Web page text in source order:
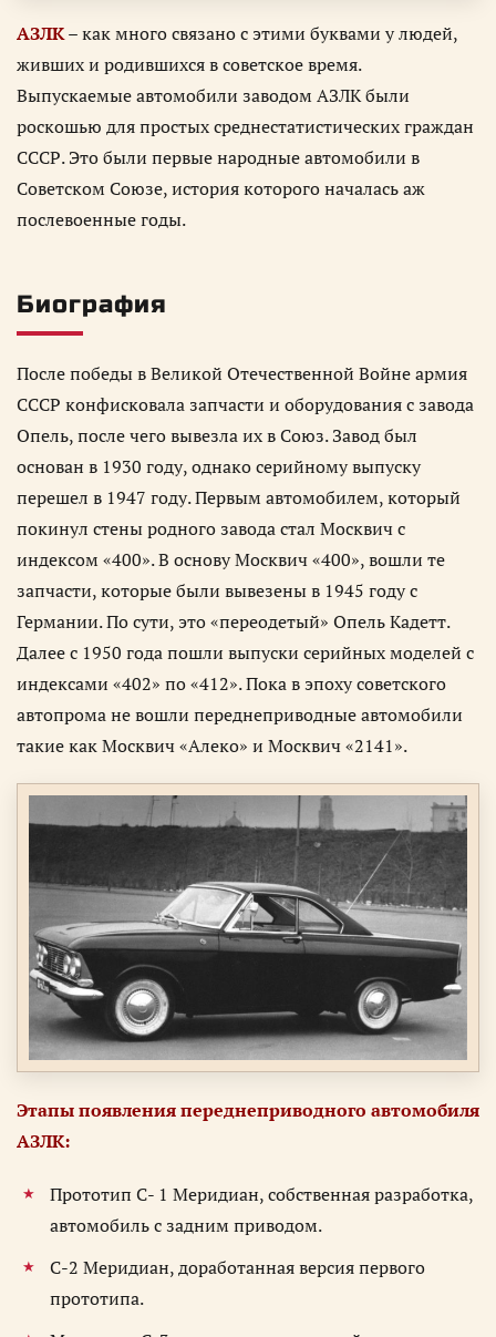
АЗЛК– как много связано с этими буквами у людей,
живших и родившихся в советское время.
Выпускаемые автомобили заводом АЗЛК были
роскошью для простых среднестатистических граждан
СССР. Это были первые народные автомобили в
Советском Союзе, история которого началась аж
послевоенные годы.
Биография
После победы в Великой Отечественной Войне армия
СССР конфисковала запчасти и оборудования с завода
Опель, после чего вывезла их в Союз. Завод был
основан в 1930 году, однако серийному выпуску
перешел в 1947 году. Первым автомобилем, который
покинул стены родного завода стал Москвич с
индексом «400». В основу Москвич «400», вошли те
запчасти, которые были вывезены в 1945 году с
Германии. По сути, это «переодетый» Опель Кадетт.
Далее с 1950 года пошли выпуски серийных моделей с
индексами «402» по «412». Пока в эпоху советского
автопрома не вошли переднеприводные автомобили
такие как Москвич «Алеко» и Москвич «2141».
Этапы появления переднеприводного автомобиля
АЗЛК:
Прототип С- 1 Меридиан, собственная разработка,
автомобиль с задним приводом.
С-2 Меридиан, доработанная версия первого
прототипа.